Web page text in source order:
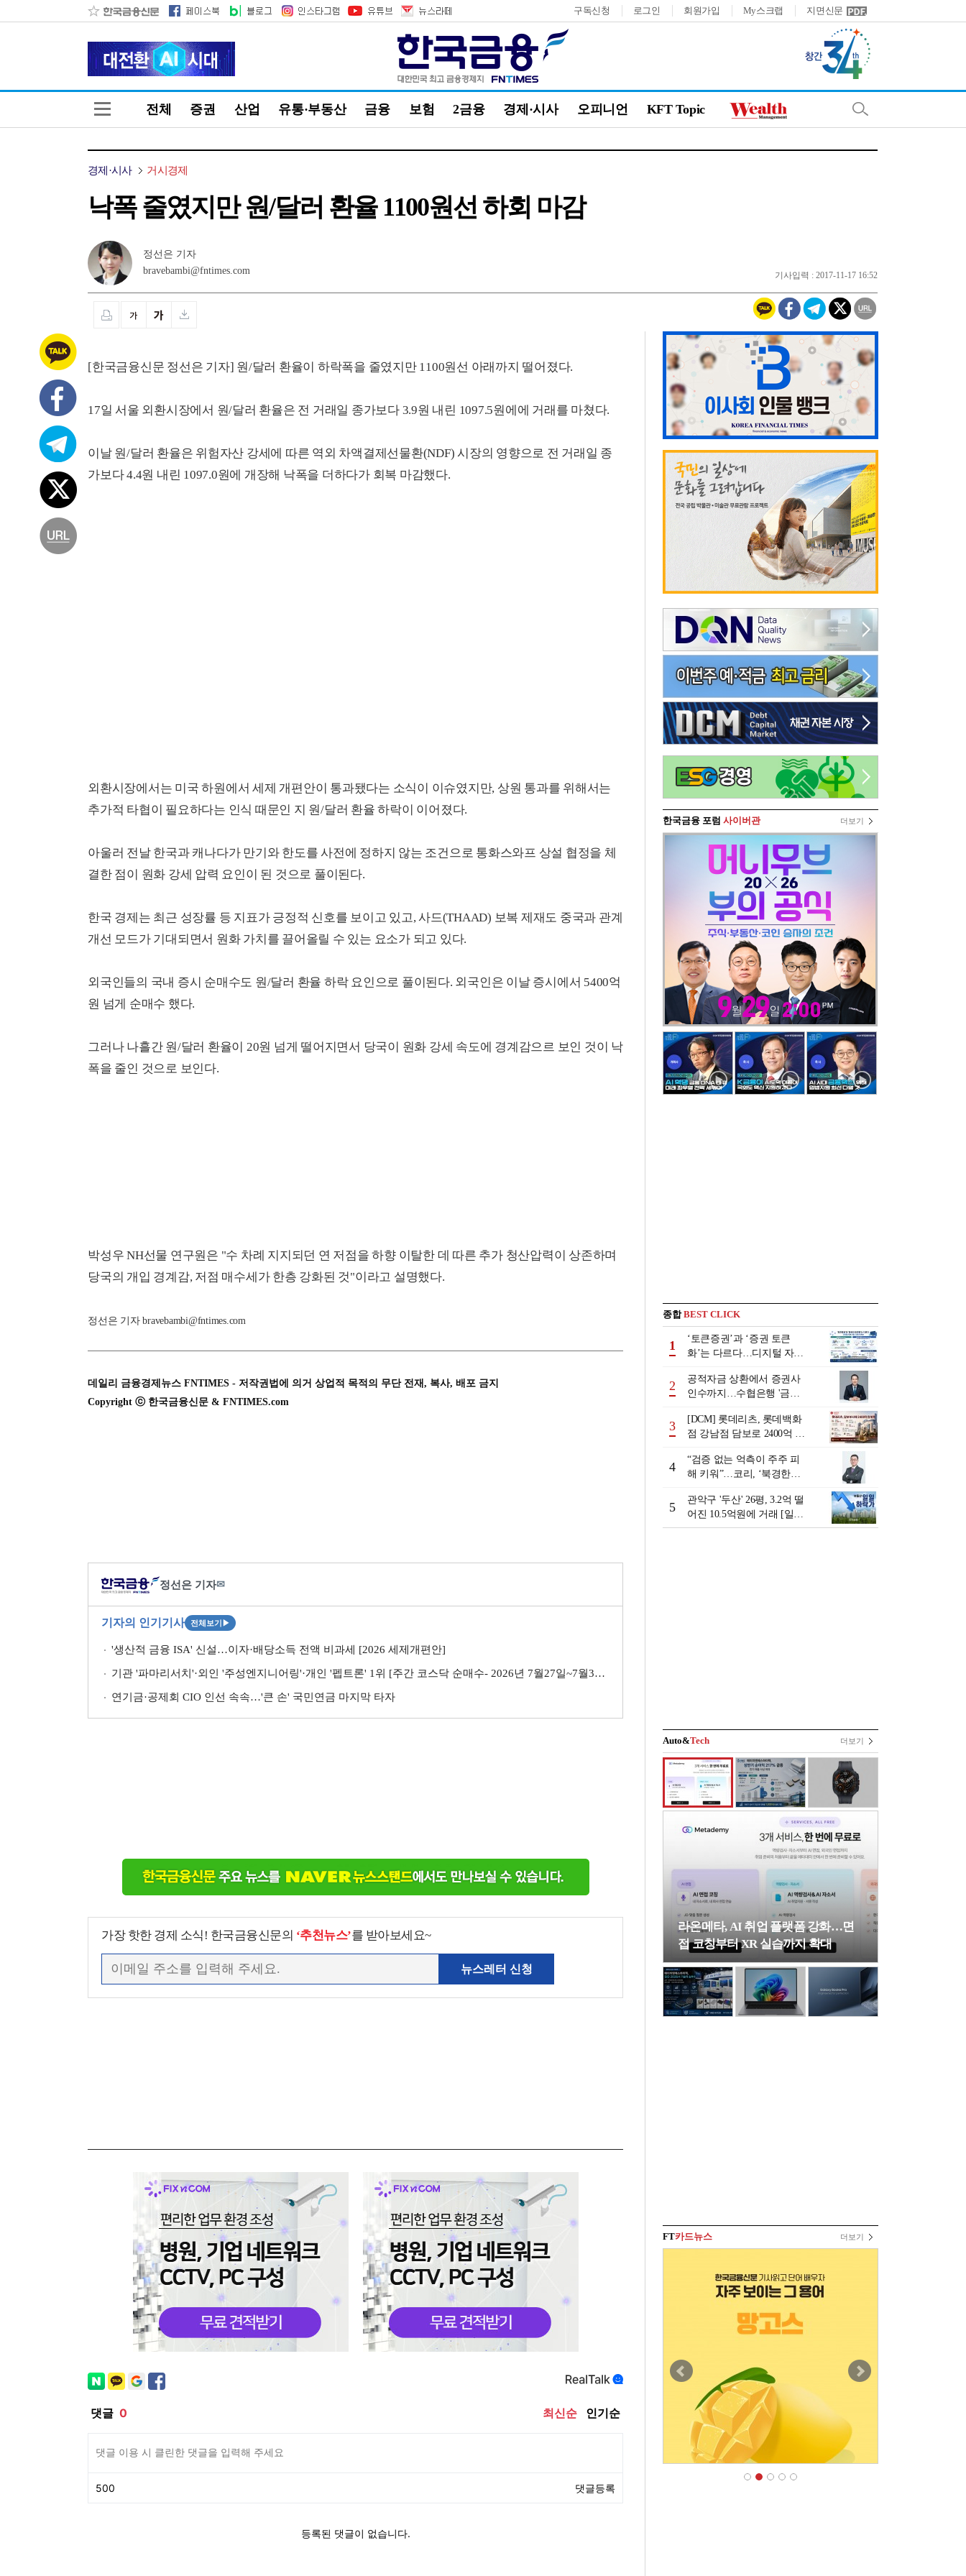
구독신청 로그인 회원가입 My스크랩 지면신문
전체 증권 산업 유통·부동산 금융 보험 2금융 경제·시사 오피니언 KFT Topic
경제·시사 거시경제
낙폭 줄였지만 원/달러 환율 1100원선 하회 마감
정선은 기자
bravebambi@fntimes.com
기사입력 : 2017-11-17 16:52
[한국금융신문 정선은 기자] 원/달러 환율이 하락폭을 줄였지만 1100원선 아래까지 떨어졌다.
17일 서울 외환시장에서 원/달러 환율은 전 거래일 종가보다 3.9원 내린 1097.5원에에 거래를 마쳤다.
이날 원/달러 환율은 위험자산 강세에 따른 역외 차액결제선물환(NDF) 시장의 영향으로 전 거래일 종
가보다 4.4원 내린 1097.0원에 개장해 낙폭을 더하다가 회복 마감했다.
외환시장에서는 미국 하원에서 세제 개편안이 통과됐다는 소식이 이슈였지만, 상원 통과를 위해서는
추가적 타협이 필요하다는 인식 때문인 지 원/달러 환율 하락이 이어졌다.
아울러 전날 한국과 캐나다가 만기와 한도를 사전에 정하지 않는 조건으로 통화스와프 상설 협정을 체
결한 점이 원화 강세 압력 요인이 된 것으로 풀이된다.
한국 경제는 최근 성장률 등 지표가 긍정적 신호를 보이고 있고, 사드(THAAD) 보복 제재도 중국과 관계
개선 모드가 기대되면서 원화 가치를 끌어올릴 수 있는 요소가 되고 있다.
외국인들의 국내 증시 순매수도 원/달러 환율 하락 요인으로 풀이된다. 외국인은 이날 증시에서 5400억
원 넘게 순매수 했다.
그러나 나흘간 원/달러 환율이 20원 넘게 떨어지면서 당국이 원화 강세 속도에 경계감으르 보인 것이 낙
폭을 줄인 것으로 보인다.
박성우 NH선물 연구원은 "수 차례 지지되던 연 저점을 하향 이탈한 데 따른 추가 청산압력이 상존하며
당국의 개입 경계감, 저점 매수세가 한층 강화된 것"이라고 설명했다.
정선은 기자 bravebambi@fntimes.com
데일리 금융경제뉴스 FNTIMES - 저작권법에 의거 상업적 목적의 무단 전재, 복사, 배포 금지
Copyright ⓒ 한국금융신문 & FNTIMES.com
정선은 기자✉
기자의 인기기사 전체보기 ▶
'생산적 금융 ISA' 신설…이자·배당소득 전액 비과세 [2026 세제개편안]
기관 '파마리서치'·외인 '주성엔지니어링'·개인 '펩트론' 1위 [주간 코스닥 순매수- 2026년 7월27일~7월31일]
연기금·공제회 CIO 인선 속속…'큰 손' 국민연금 마지막 타자
가장 핫한 경제 소식! 한국금융신문의 ‘추천뉴스’를 받아보세요~
뉴스레터 신청
한국금융 포럼 사이버관 더보기
종합BEST CLICK
1
‘토큰증권’과 ‘증권 토큰
화’는 다르다…디지털 자본
2
공적자금 상환에서 증권사
인수까지…수협은행 '금융
행 금융그룹의 꿈①]
3
[DCM] 롯데리츠, 롯데백화
점 강남점 담보로 2400억 조
4
“검증 없는 억측이 주주 피
해 키워”…코리, ‘북경한미
5
관악구 '두산' 26평, 3.2억 떨
어진 10.5억원에 거래 [일일
하락가]
Auto&Tech 더보기
라온메타, AI 취업 플랫폼 강화…면
접 코칭부터 XR 실습까지 확대
FT카드뉴스 더보기